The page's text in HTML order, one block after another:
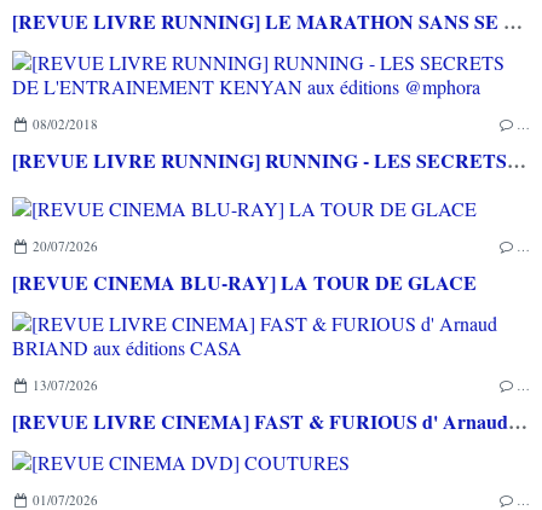
[REVUE LIVRE RUNNING] LE MARATHON SANS SE FOULER aux éditions MARABOUT
08/02/2018
[REVUE LIVRE RUNNING] RUNNING - LES SECRETS DE L'ENTRAINEMENT KENYAN aux éditions @mphora
20/07/2026
[REVUE CINEMA BLU-RAY] LA TOUR DE GLACE
13/07/2026
[REVUE LIVRE CINEMA] FAST & FURIOUS d' Arnaud BRIAND aux éditions CASA
01/07/2026